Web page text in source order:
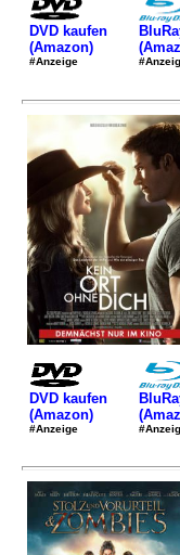
DVD kaufen
(Amazon)
#Anzeige
DVD kaufen
(Amazon)
#Anzeige